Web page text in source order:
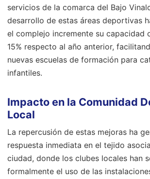
servicios de la comarca del Bajo
desarrollo de estas áreas deportivas
el complejo incremente su capacidad
15% respecto al año anterior,
nuevas escuelas de formación para
infantiles.
Impacto en la Comunidad
Local
La repercusión de estas mejoras ha
respuesta inmediata en el tejido
ciudad, donde los clubes locales han
formalmente el uso de las